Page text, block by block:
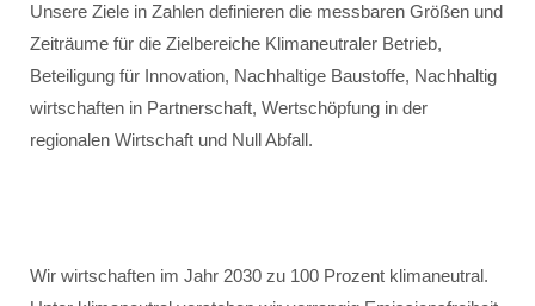
Unsere Ziele in Zahlen definieren die messbaren Größen und
Zeiträume für die Zielbereiche Klimaneutraler Betrieb,
Beteiligung für Innovation, Nachhaltige Baustoffe, Nachhaltig
wirtschaften in Partnerschaft, Wertschöpfung in der
regionalen Wirtschaft und Null Abfall.
Wir wirtschaften im Jahr 2030 zu 100 Prozent klimaneutral.